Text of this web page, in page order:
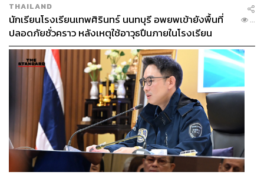
THAILAND
นักเรียนโรงเรียนเทพศิรินทร์ นนทบุรี อพยพเข้ายังพื้นที่
ปลอดภัยชั่วคราว หลังเหตุใช้อาวุธปืนภายในโรงเรียน
คลี่คลาย
...